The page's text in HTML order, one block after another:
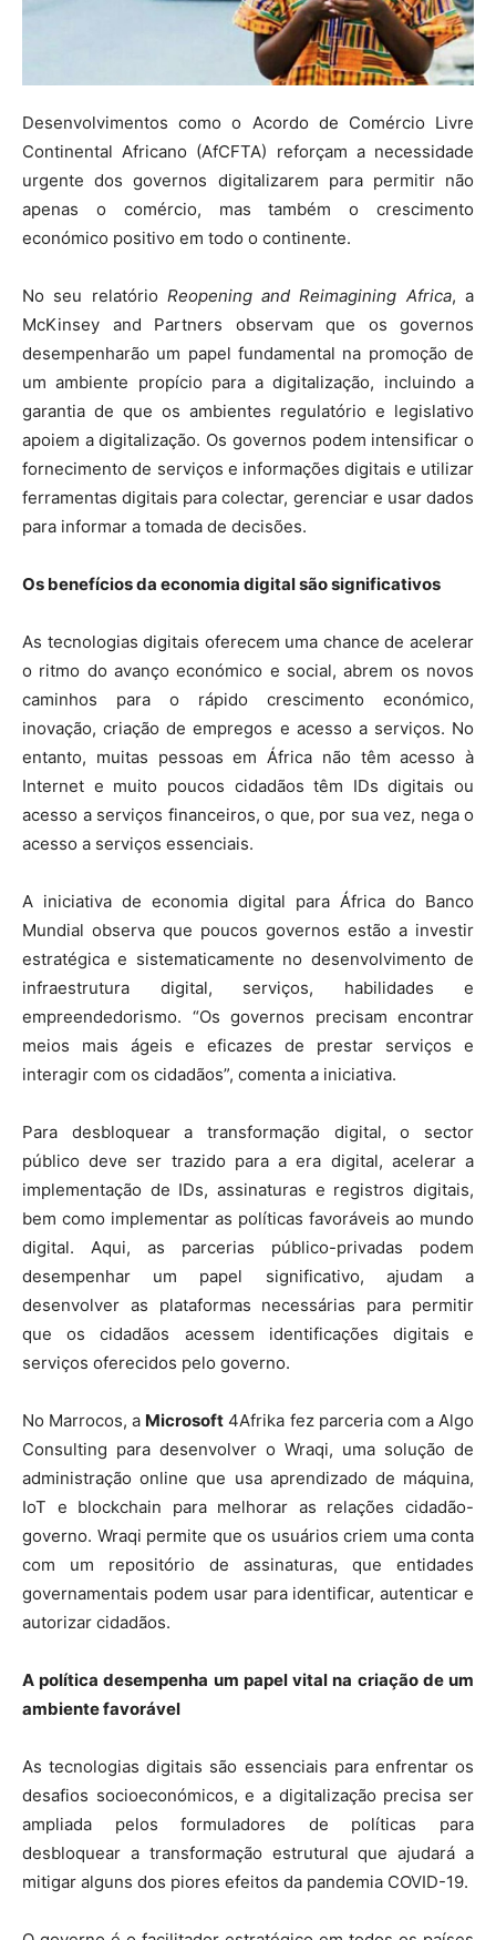
Desenvolvimentos como o Acordo de Comércio Livre
Continental Africano (AfCFTA) reforçam a necessidade
urgente dos governos digitalizarem para permitir não
apenas o comércio, mas também o crescimento
económico positivo em todo o continente.
No seu relatório Reopening and Reimagining Africa, a
McKinsey and Partners observam que os governos
desempenharão um papel fundamental na promoção de
um ambiente propício para a digitalização, incluindo a
garantia de que os ambientes regulatório e legislativo
apoiem a digitalização. Os governos podem intensificar o
fornecimento de serviços e informações digitais e utilizar
ferramentas digitais para colectar, gerenciar e usar dados
para informar a tomada de decisões.
Os benefícios da economia digital são significativos
As tecnologias digitais oferecem uma chance de acelerar
o ritmo do avanço económico e social, abrem os novos
caminhos para o rápido crescimento económico,
inovação, criação de empregos e acesso a serviços. No
entanto, muitas pessoas em África não têm acesso à
Internet e muito poucos cidadãos têm IDs digitais ou
acesso a serviços financeiros, o que, por sua vez, nega o
acesso a serviços essenciais.
A iniciativa de economia digital para África do Banco
Mundial observa que poucos governos estão a investir
estratégica e sistematicamente no desenvolvimento de
infraestrutura digital, serviços, habilidades e
empreendedorismo. “Os governos precisam encontrar
meios mais ágeis e eficazes de prestar serviços e
interagir com os cidadãos”, comenta a iniciativa.
Para desbloquear a transformação digital, o sector
público deve ser trazido para a era digital, acelerar a
implementação de IDs, assinaturas e registros digitais,
bem como implementar as políticas favoráveis ​​ao mundo
digital. Aqui, as parcerias público-privadas podem
desempenhar um papel significativo, ajudam a
desenvolver as plataformas necessárias para permitir
que os cidadãos acessem identificações digitais e
serviços oferecidos pelo governo.
No Marrocos, a Microsoft 4Afrika fez parceria com a Algo
Consulting para desenvolver o Wraqi, uma solução de
administração online que usa aprendizado de máquina,
IoT e blockchain para melhorar as relações cidadão-
governo. Wraqi permite que os usuários criem uma conta
com um repositório de assinaturas, que entidades
governamentais podem usar para identificar, autenticar e
autorizar cidadãos.
A política desempenha um papel vital na criação de um
ambiente favorável
As tecnologias digitais são essenciais para enfrentar os
desafios socioeconómicos, e a digitalização precisa ser
ampliada pelos formuladores de políticas para
desbloquear a transformação estrutural que ajudará a
mitigar alguns dos piores efeitos da pandemia COVID-19.